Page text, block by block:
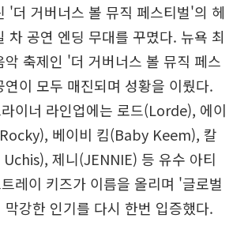
'더 거버너스 볼 뮤직 페스티벌'의 헤
차 공연 엔딩 무대를 꾸몄다. 뉴욕 최
악 축제인 '더 거버너스 볼 뮤직 페스
이 모두 매진되며 성황을 이뤘다.
이너 라인업에는 로드(Lorde), 에이
베이비 킴(Baby Keem), 칼
제니(JENNIE) 등 유수 아티
레이 키즈가 이름을 올리며 '글로벌
강한 인기를 다시 한번 입증했다.